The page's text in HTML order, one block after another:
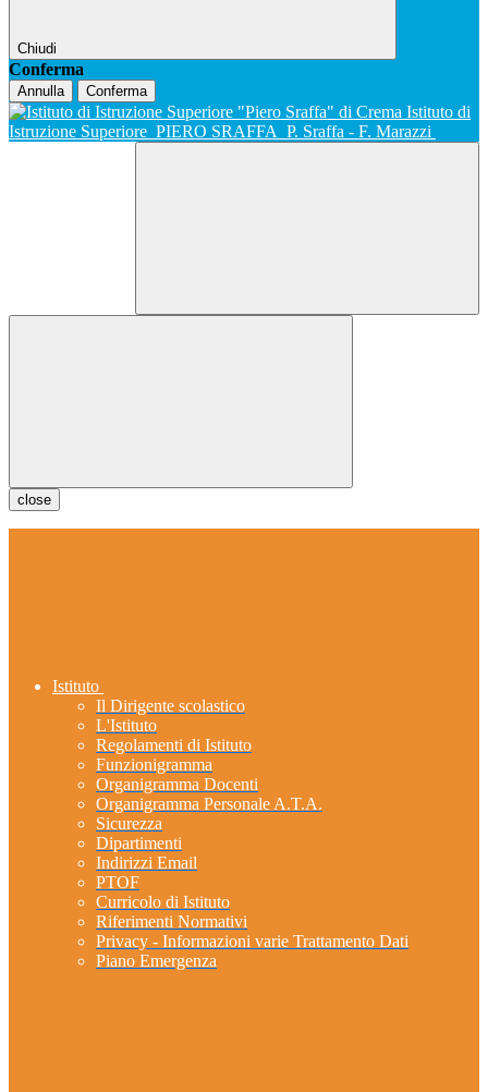
Chiudi
Conferma
Annulla Conferma
Istituto di
Istruzione Superiore PIERO SRAFFA P. Sraffa - F. Marazzi
close
Istituto
Il Dirigente scolastico
L'Istituto
Regolamenti di Istituto
Funzionigramma
Organigramma Docenti
Organigramma Personale A.T.A.
Sicurezza
Dipartimenti
Indirizzi Email
PTOF
Curricolo di Istituto
Riferimenti Normativi
Privacy - Informazioni varie Trattamento Dati
Piano Emergenza